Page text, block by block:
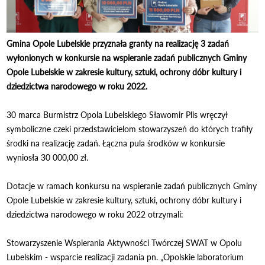
Gmina Opole Lubelskie przyznała granty na realizację 3 zadań
wyłonionych w konkursie na wspieranie zadań publicznych Gminy
Opole Lubelskie w zakresie kultury, sztuki, ochrony dóbr kultury i
dziedzictwa narodowego w roku 2022.
30 marca Burmistrz Opola Lubelskiego Sławomir Plis wręczył
symboliczne czeki przedstawicielom stowarzyszeń do których trafiły
środki na realizację zadań. Łączna pula środków w konkursie
wyniosła 30 000,00 zł.
Dotacje w ramach konkursu na wspieranie zadań publicznych Gminy
Opole Lubelskie w zakresie kultury, sztuki, ochrony dóbr kultury i
dziedzictwa narodowego w roku 2022 otrzymali:
Stowarzyszenie Wspierania Aktywności Twórczej SWAT w Opolu
Lubelskim - wsparcie realizacji zadania pn. „Opolskie laboratorium